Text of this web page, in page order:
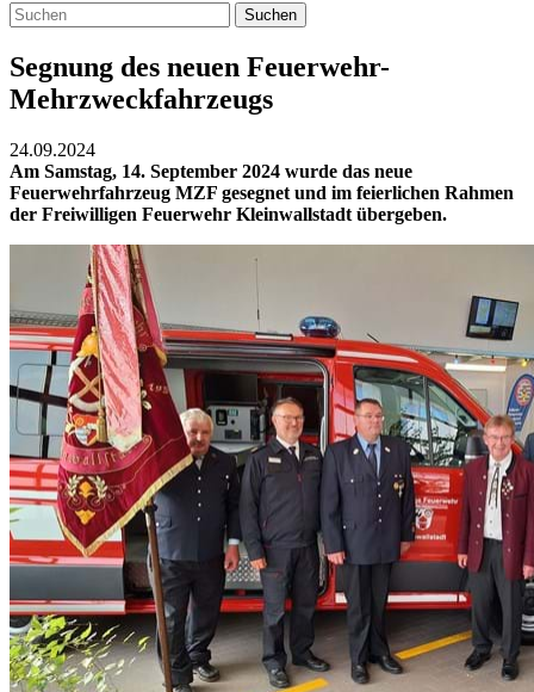
Suchen
Segnung des neuen Feuerwehr-
Mehrzweckfahrzeugs
24.09.2024
Am Samstag, 14. September 2024 wurde das neue
Feuerwehrfahrzeug MZF gesegnet und im feierlichen Rahmen
der Freiwilligen Feuerwehr Kleinwallstadt übergeben.